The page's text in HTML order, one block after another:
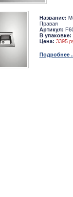
Название:
Правая
Артикул:
В упаковке:
Цена: 3395
Подробнее